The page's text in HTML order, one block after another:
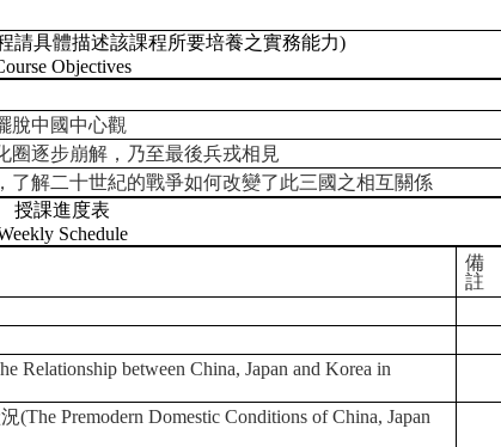
請具體描述該課程所要培養之實務能力)
Objectives
脫中國中心觀
圈逐步崩解，乃至最後兵戎相見
了解二十世紀的戰爭如何改變了此三國之相互關係
授課進度表
Schedule
備
註
between China, Japan and Korea in
Premodern Domestic Conditions of China, Japan